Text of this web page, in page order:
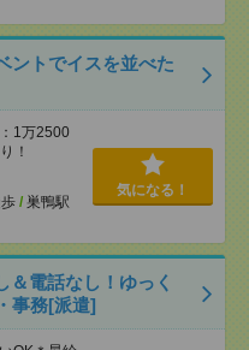
ントでイスを並べた
1万2500
！
/ 巣鴨駅
気になる！
＆電話なし！ゆっく
事務[派遣]